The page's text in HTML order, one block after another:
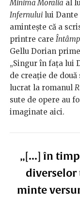
Minima Moralia al
Infernului lui Dante
amintește că a
printre care
Gellu Dorian
„Singur în fața lui
de creație de
lucrat la romanul
sute de opere au
imaginate aici.
„[...] în
diverselor
minte